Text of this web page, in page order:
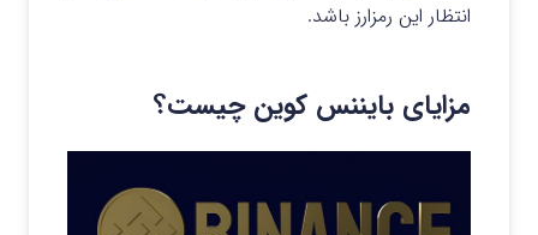
انتظار این رمزارز باشد.
مزایای بایننس کوین چیست؟